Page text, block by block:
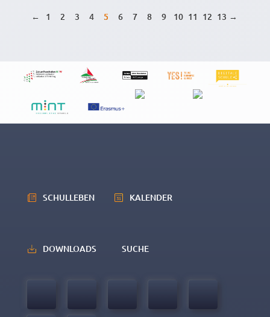
← 1 2 3 4 5 6 7 8 9 10 11 12 13 →
SCHULLEBEN KALENDER
DOWNLOADS SUCHE